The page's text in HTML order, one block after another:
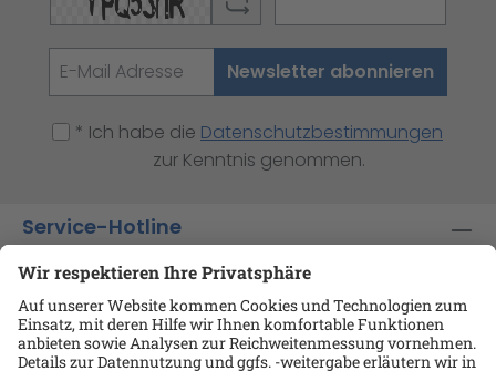
Newsletter abonnieren
* Ich habe die Datenschutzbestimmungen
zur Kenntnis genommen.
Service-Hotline
Shop-Service
Informationen